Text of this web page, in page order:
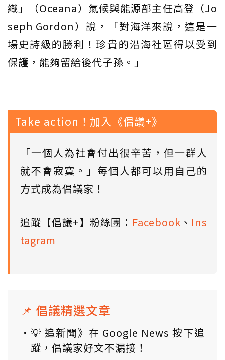
織」（Oceana）氣候與能源部主任高登（Jo
seph Gordon）說，「對海洋來說，這是一
場史詩級的勝利！珍貴的沿海社區得以受到
保護，能夠留給後代子孫。」
Take action！加入《倡議+》
「一個人為社會付出很辛苦，但一群人
就不會寂寞。」每個人都可以用自己的
方式成為倡議家！
追蹤【倡議+】粉絲團： Facebook 、 Ins
tagram
📌 倡議精選文章
💡 追新聞》在 Google News 按下追
蹤，倡議家好文不漏接！